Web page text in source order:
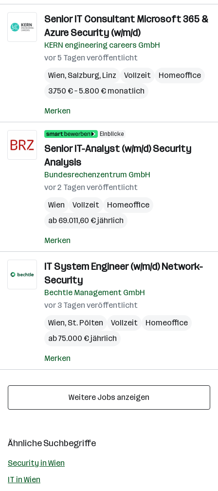
Senior IT Consultant Microsoft 365 &
Azure Security (w/m/d)
KERN engineering careers GmbH
vor 5 Tagen veröffentlicht
Wien, Salzburg, Linz Vollzeit
Homeoffice
3.750 € – 5.800 € monatlich
Merken
Einblicke
Senior IT-Analyst (w/m/d) Security
Analysis
Bundesrechenzentrum GmbH
vor 2 Tagen veröffentlicht
Wien
Vollzeit
Homeoffice
ab 69.011,60 € jährlich
Merken
IT System Engineer (w/m/d) Network-
Security
Bechtle Management GmbH
vor 3 Tagen veröffentlicht
Wien, St. Pölten Vollzeit
Homeoffice
ab 75.000 € jährlich
Merken
Weitere Jobs anzeigen
Ähnliche Suchbegriffe
Security in Wien
IT in Wien